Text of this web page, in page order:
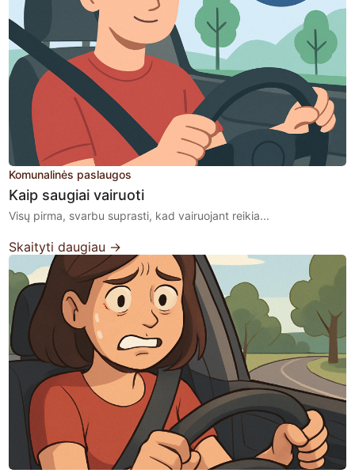
Komunalinės paslaugos
Kaip saugiai vairuoti
Visų pirma, svarbu suprasti, kad vairuojant reikia...
Skaityti daugiau →